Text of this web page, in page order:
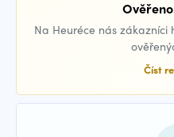
Na Heuréce nás
Číst